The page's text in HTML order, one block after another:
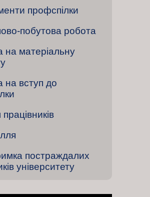
профспілки
побутова робота
на матеріальну
на вступ до
працівників
постраждалих
університету